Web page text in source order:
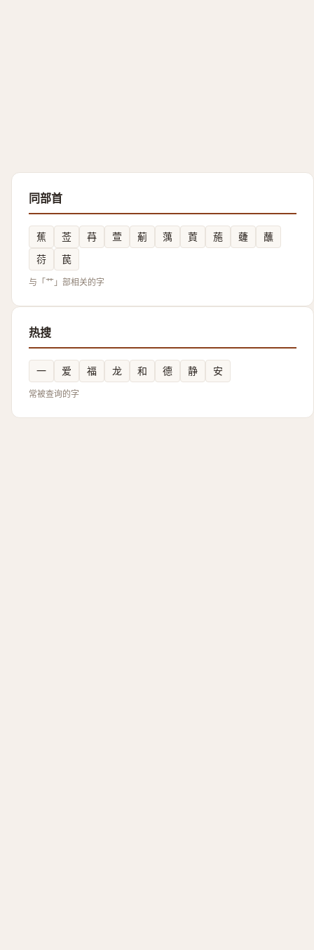
同部首
蕉 莶 䒣 萱 葪 蕅 鿓 葹 虄
蘸
葕
苠
与「艹」部相关的字
热搜
一 爱 福 龙 和 德 静 安
常被查询的字